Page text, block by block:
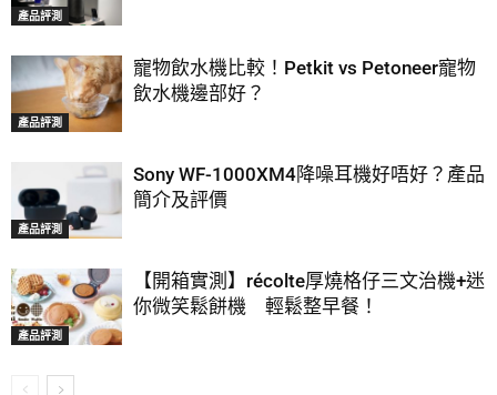
產品評測
產品評測
寵物飲水機比較！Petkit vs Petoneer寵物
飲水機邊部好？
產品評測
Sony WF-1000XM4降噪耳機好唔好？產品
簡介及評價
產品評測
【開箱實測】récolte厚燒格仔三文治機+迷
你微笑鬆餅機 輕鬆整早餐！